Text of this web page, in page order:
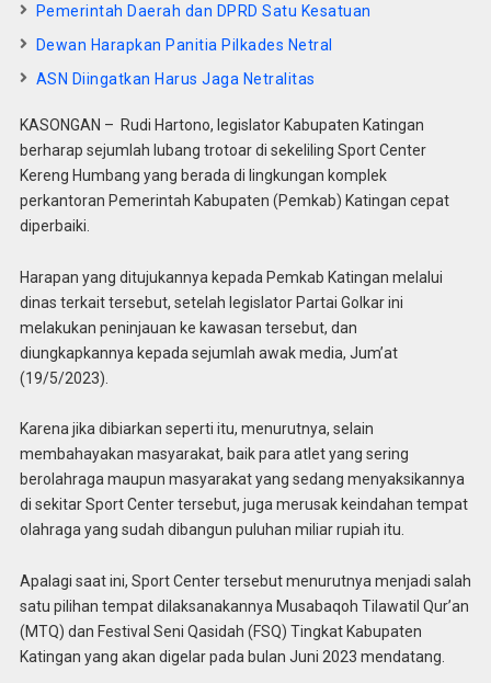
Pemerintah Daerah dan DPRD Satu Kesatuan
Dewan Harapkan Panitia Pilkades Netral
ASN Diingatkan Harus Jaga Netralitas
KASONGAN – Rudi Hartono, legislator Kabupaten Katingan
berharap sejumlah lubang trotoar di sekeliling Sport Center
Kereng Humbang yang berada di lingkungan komplek
perkantoran Pemerintah Kabupaten (Pemkab) Katingan cepat
diperbaiki.
Harapan yang ditujukannya kepada Pemkab Katingan melalui
dinas terkait tersebut, setelah legislator Partai Golkar ini
melakukan peninjauan ke kawasan tersebut, dan
diungkapkannya kepada sejumlah awak media, Jum’at
(19/5/2023).
Karena jika dibiarkan seperti itu, menurutnya, selain
membahayakan masyarakat, baik para atlet yang sering
berolahraga maupun masyarakat yang sedang menyaksikannya
di sekitar Sport Center tersebut, juga merusak keindahan tempat
olahraga yang sudah dibangun puluhan miliar rupiah itu.
Apalagi saat ini, Sport Center tersebut menurutnya menjadi salah
satu pilihan tempat dilaksanakannya Musabaqoh Tilawatil Qur’an
(MTQ) dan Festival Seni Qasidah (FSQ) Tingkat Kabupaten
Katingan yang akan digelar pada bulan Juni 2023 mendatang.